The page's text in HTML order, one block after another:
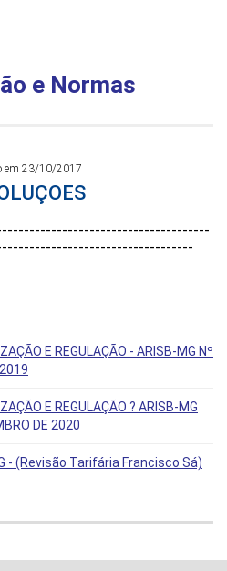
e Normas
em 23/10/2017
E REGULAÇÃO - ARISB-MG Nº
E REGULAÇÃO ? ARISB-MG
DE 2020
- (Revisão Tarifária Francisco Sá)